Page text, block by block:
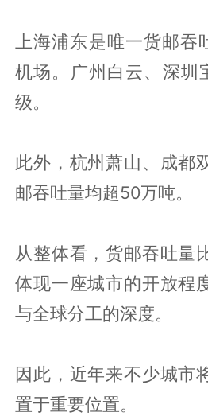
上海浦东是唯一货邮
机场。广州白云、深圳
级。
此外，杭州萧山、成都
邮吞吐量均超50万吨。
从整体看，货邮吞吐量
体现一座城市的开放程
与全球分工的深度。
因此，近年来不少城市
置于重要位置。